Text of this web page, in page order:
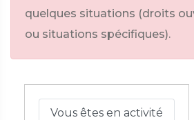
quelques situations (droits
ou situations spécifiques).
Vous êtes en activité